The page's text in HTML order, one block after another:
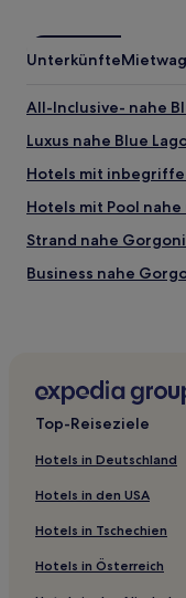
Unterkünfte
All-Inclusive- nahe
Luxus nahe Blue
Hotels mit
Hotels mit Pool
Strand nahe
Business nahe
Haustierfreundliche
Business in Marsa
Familien in Marsa Alam
Hotels mit
Hotels mit
Luxus nahe Strand
Top-Reiseziele
Hotels in Deutschland
Hotels in den USA
Hotels in Tschechien
Hotels in Österreich